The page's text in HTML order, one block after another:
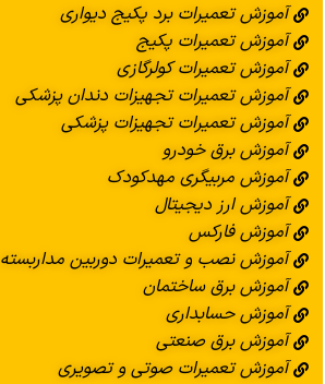
آموزش تعمیرات برد پکیج دیواری
آموزش تعمیرات پکیج
آموزش تعمیرات کولرگازی
آموزش تعمیرات تجهیزات دندان پزشکی
آموزش تعمیرات تجهیزات پزشکی
آموزش برق خودرو
آموزش مربیگری مهدکودک
آموزش ارز دیجیتال
آموزش فارکس
آموزش نصب و تعمیرات دوربین مداربسته
آموزش برق ساختمان
آموزش حسابداری
آموزش برق صنعتی
آموزش تعمیرات صوتی و تصویری